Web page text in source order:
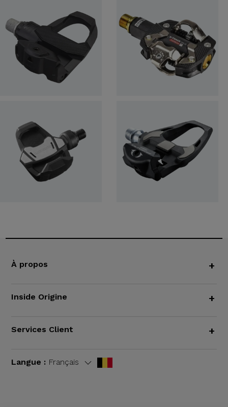
À propos +
Inside Origine +
Services Client +
Langue : Français